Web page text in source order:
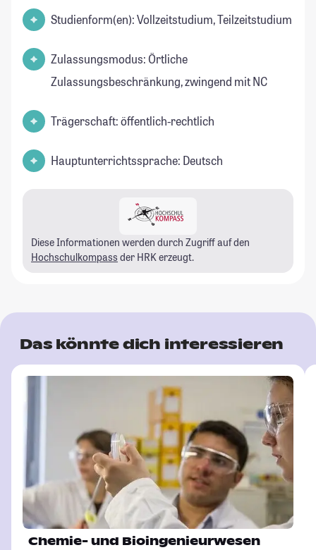
Studienform(en): Vollzeitstudium, Teilzeitstudium
Zulassungsmodus: Örtliche
Zulassungsbeschränkung, zwingend mit NC
Trägerschaft: öffentlich-rechtlich
Hauptunterrichtssprache: Deutsch
Diese Informationen werden durch Zugriff auf den
Hochschulkompass der HRK erzeugt.
Das könnte dich interessieren
Chemie- und Bioingenieurwesen